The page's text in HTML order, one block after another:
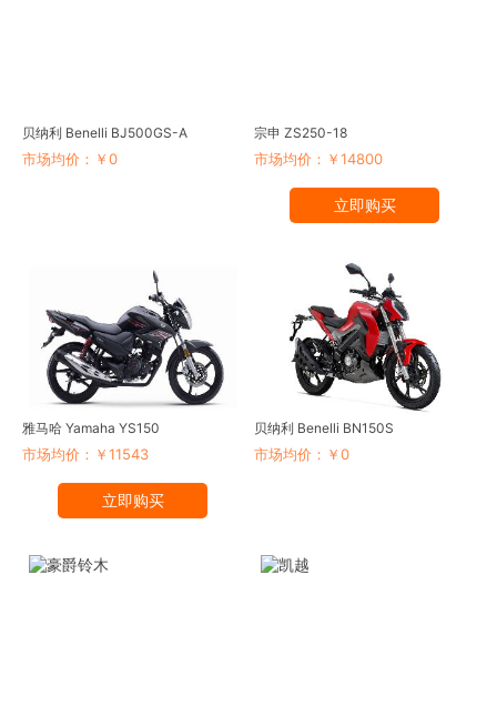
贝纳利 Benelli BJ500GS-A
市场均价：￥0
宗申 ZS250-18
市场均价：￥14800
立即购买
雅马哈 Yamaha YS150
市场均价：￥11543
立即购买
贝纳利 Benelli BN150S
市场均价：￥0